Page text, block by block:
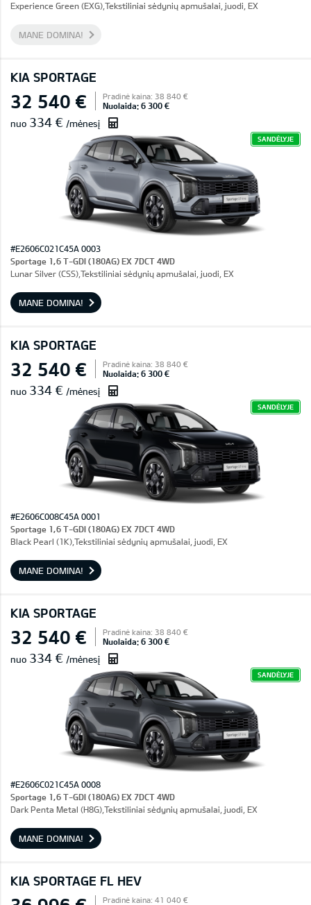
Experience Green (EXG),Tekstiliniai sėdynių apmušalai, juodi, EX
MANE DOMINA!
KIA SPORTAGE
32 540 € Pradinė kaina: 38 840 €
Nuolaida: 6 300 €
nuo 334 € /mėnesį
SANDĖLYJE
#E2606C021C45A 0003
Sportage 1,6 T-GDI (180AG) EX 7DCT 4WD
Lunar Silver (CSS),Tekstiliniai sėdynių apmušalai, juodi, EX
MANE DOMINA!
KIA SPORTAGE
32 540 € Pradinė kaina: 38 840 €
Nuolaida: 6 300 €
nuo 334 € /mėnesį
SANDĖLYJE
#E2606C008C45A 0001
Sportage 1,6 T-GDI (180AG) EX 7DCT 4WD
Black Pearl (1K),Tekstiliniai sėdynių apmušalai, juodi, EX
MANE DOMINA!
KIA SPORTAGE
32 540 € Pradinė kaina: 38 840 €
Nuolaida: 6 300 €
nuo 334 € /mėnesį
SANDĖLYJE
#E2606C021C45A 0008
Sportage 1,6 T-GDI (180AG) EX 7DCT 4WD
Dark Penta Metal (H8G),Tekstiliniai sėdynių apmušalai, juodi, EX
MANE DOMINA!
KIA SPORTAGE FL HEV
Pradinė kaina: 41 040 €